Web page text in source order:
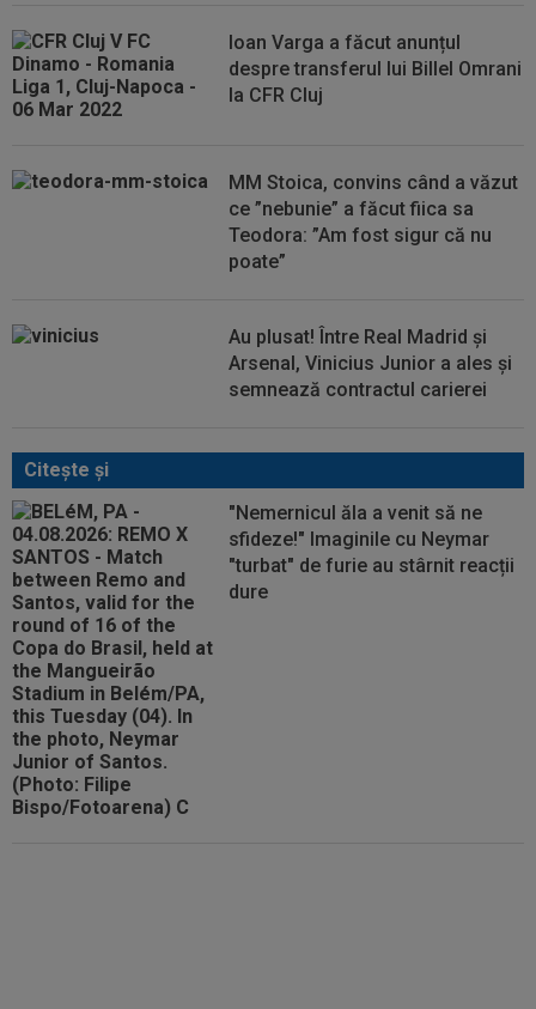
Ioan Varga a făcut anunțul
despre transferul lui Billel Omrani
la CFR Cluj
MM Stoica, convins când a văzut
ce ”nebunie” a făcut fiica sa
Teodora: ”Am fost sigur că nu
poate”
Au plusat! Între Real Madrid și
Arsenal, Vinicius Junior a ales și
semnează contractul carierei
Citeşte şi
"Nemernicul ăla a venit să ne
sfideze!" Imaginile cu Neymar
"turbat" de furie au stârnit reacții
dure